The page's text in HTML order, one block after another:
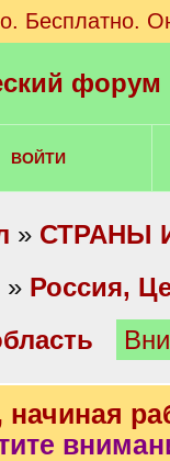
Бесплатно.
ВОЙТИ
» СТРАНЫ
» Россия,